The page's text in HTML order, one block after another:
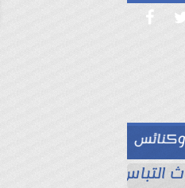

التباس ويجب تصحيح